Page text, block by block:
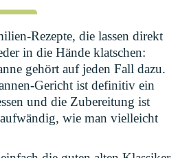
Rezepte, die lassen direkt
in die Hände klatschen:
gehört auf jeden Fall dazu.
Gericht ist definitiv ein
und die Zubereitung ist
wie man vielleicht